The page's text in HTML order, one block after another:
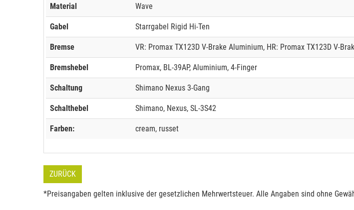
Material Wave
Gabel Starrgabel Rigid Hi-Ten
Bremse VR: Promax TX123D V-Brake Aluminium, HR: Promax TX123D V-
Bremshebel Promax, BL-39AP, Aluminium, 4-Finger
Schaltung Shimano Nexus 3-Gang
Schalthebel Shimano, Nexus, SL-3S42
Farben: cream, russet
ZURÜCK
*Preisangaben gelten inklusive der gesetzlichen Mehrwertsteuer. Alle Angaben sind ohne